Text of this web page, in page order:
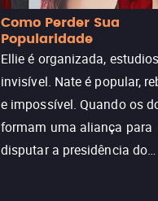
Como Perder Sua
Popularidade
Ellie é organizada,
invisível. Nate é popular,
e impossível. Quando os
formam uma aliança para
disputar a presidência do